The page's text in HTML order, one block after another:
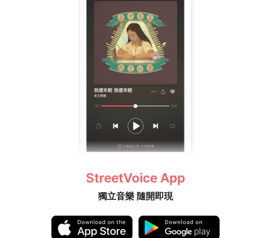
StreetVoice App
獨立音樂 隨開即現